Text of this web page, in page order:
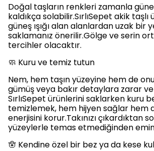
Doğal taşların renkleri zamanla
kaldıkça solabilir.SırlıSepet akik
güneş ışığı alan alanlardan uzak bir
saklamanız önerilir.Gölge ve serin
tercihler olacaktır.
🧼 Kuru ve temiz tutun
Nem, hem taşın yüzeyine hem de
gümüş veya bakır detaylara zarar
SırlıSepet ürünlerini saklarken kuru
temizlemek, hem hijyen sağlar hem
enerjisini korur.Takınızı çıkardıktan
yüzeylerle temas etmediğinden
🪬 Kendine özel bir bez ya da kese